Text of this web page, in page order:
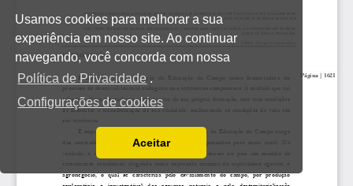
Usamos cookies para melhorar a sua
experiência em nosso site. Ao continuar
navegando, você concorda com nossa
Política de Privacidade .
Configurações de cookies
Ler a nossa Política de Privacidade
Você pode desabilitá-los alterando as
Aceitar